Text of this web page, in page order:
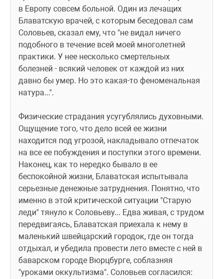
в Европу совсем больной. Один из лечащих
Блаватскую врачей, с которым беседовал сам
Соловьев, сказал ему, что "не видал ничего
подобного в течение всей моей многолетней
практики. У нее несколько смертельных
болезней - всякий человек от каждой из них
давно бы умер. Но это какая-то феноменальная
натура...".
Физические страдания усугублялись духовными.
Ощущение того, что дело всей ее жизни
находится под угрозой, накладывало отпечаток
на все ее побуждения и поступки этого времени.
Наконец, как то нередко бывало в ее
беспокойной жизни, Блаватская испытывала
серьезные денежные затруднения. Понятно, что
именно в этой критической ситуации "Старую
леди" тянуло к Соловьеву... Едва живая, с трудом
передвигаясь, Блаватская приехала к нему в
маленький швейцарский городок, где он тогда
отдыхал, и убедила провести лето вместе с ней в
баварском городе Вюрцбурге, соблазняя
"уроками оккультизма". Соловьев согласился: